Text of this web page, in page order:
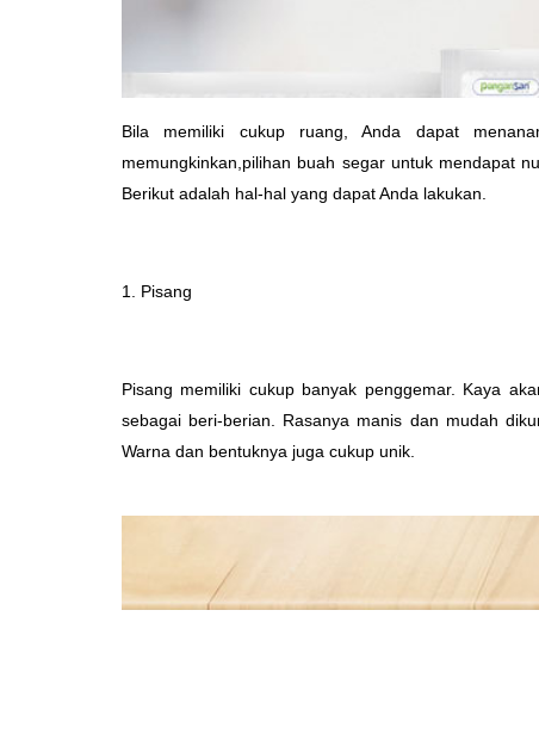
Bila memiliki cukup ruang, Anda dapat
memungkinkan,pilihan buah segar untuk mendapat
Berikut adalah hal-hal yang dapat Anda lakukan.
1. Pisang
Pisang memiliki cukup banyak penggemar. Kaya
sebagai beri-berian. Rasanya manis dan mudah
Warna dan bentuknya juga cukup unik.